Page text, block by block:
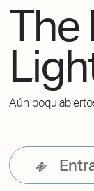
The
Aún